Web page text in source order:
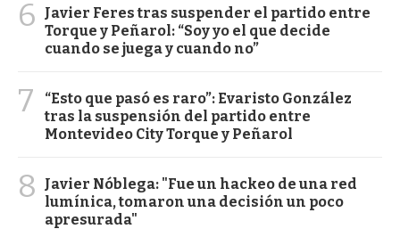
6
Javier Feres tras suspender el partido entre
Torque y Peñarol: “Soy yo el que decide
cuando se juega y cuando no”
7
“Esto que pasó es raro”: Evaristo González
tras la suspensión del partido entre
Montevideo City Torque y Peñarol
8
Javier Nóblega: "Fue un hackeo de una red
lumínica, tomaron una decisión un poco
apresurada"